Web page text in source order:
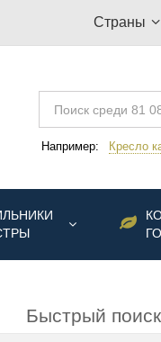
Страны
Например: Кресло
Быстрый